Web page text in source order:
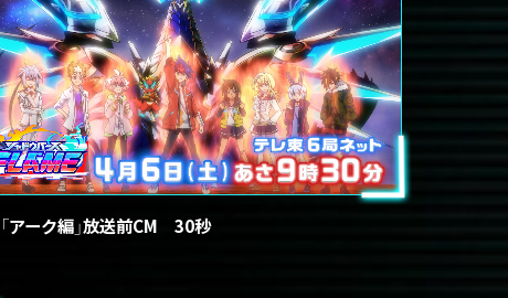
「アーク編」放送前CM 30秒